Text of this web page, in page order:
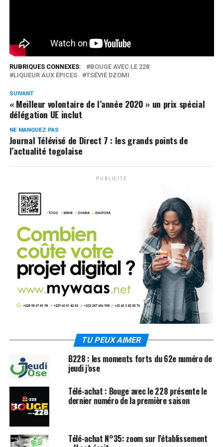
RUBRIQUES CONNEXES:
BOUGE AVEC LE 228
LIQUEUR AUX ÉPICES
TSÉVIÉ DZOMI
SUIVANT
« Meilleur volontaire de l’année 2020 » un prix spécial
délégation UE inclut
NE MANQUEZ PAS
Journal Télévisé de Direct 7 : les grands points de
l’actualité togolaise
PUBLICITÉ
TU PEUX AIMER
B228 : les moments forts du 62e numéro de
jeudi j’ose
Télé-achat : Bouge avec le 228 présente le
dernier numéro de la première saison
Télé-achat N°35: zoom sur l’établissement